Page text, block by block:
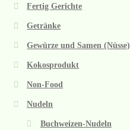
Fertig Gerichte
Getränke
Gewürze und Samen (Nüsse)
Kokosprodukt
Non-Food
Nudeln
Buchweizen-Nudeln